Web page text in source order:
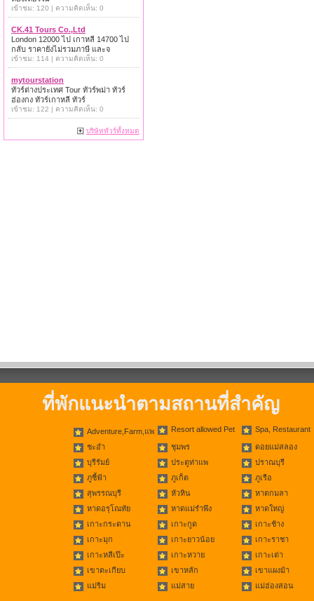
เข้าชม: 120 | ความคิดเห็น: 0
CK.41 Tours Co.,Ltd
London 12000 ไป เกาหลี 14700 ไป
กลับ ราคายังไม่รวมภาษี และจ
เข้าชม: 114 | ความคิดเห็น: 0
mytourstation
ทัวร์ต่างประเทศ Tour ทัวร์พม่า ทัวร์
ฮ่องกง ทัวร์เกาหลี ทัวร์
เข้าชม: 122 | ความคิดเห็น: 0
บริษัททัวร์ทั้งหมด
ที่พักแนะนำตามสถานที่สำคัญ
Adventure,Farm,แพ Resort allowed Pet Spa, Restaurant
ชะอำ ชุมพร
ดอยแม่สลอง
บุรีรัมย์
ประตูท่าแพ
ปราณบุรี
ภูชี้ฟ้า
ภูเก็ต
ภูเรือ
สุพรรณบุรี
หัวหิน
หาดกมลา
หาดอรุโณทัย
หาดแม่รำพึง
หาดใหญ่
เกาะกระดาน
เกาะกูด
เกาะช้าง
เกาะมุก
เกาะยาวน้อย
เกาะราชา
เกาะหลีเป๊ะ
เกาะหวาย
เกาะเต่า
เขาตะเกียบ
เขาหลัก
เขาแผงม้า
แม่ริม
แม่สาย แม่ฮ่องสอน